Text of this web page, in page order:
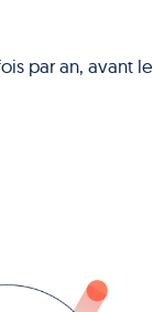
par an, avant le